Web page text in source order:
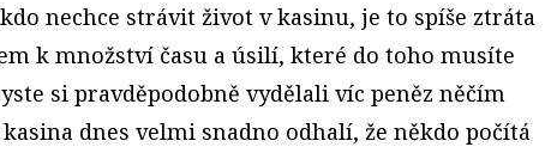
nechce strávit život v kasinu, je to spíše ztráta
k množství času a úsilí, které do toho musíte
si pravděpodobně vydělali víc peněz něčím
dnes velmi snadno odhalí, že někdo počítá